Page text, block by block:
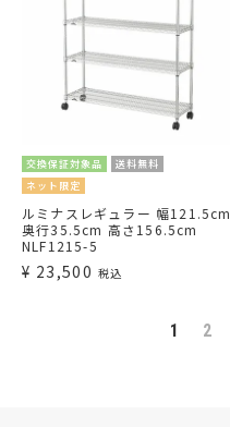
交換保証対象品
送料無料
ネット限定
ルミナスレギュラー 幅121.5cm
奥行35.5cm 高さ156.5cm
NLF1215-5
¥ 23,500 税込
1 2